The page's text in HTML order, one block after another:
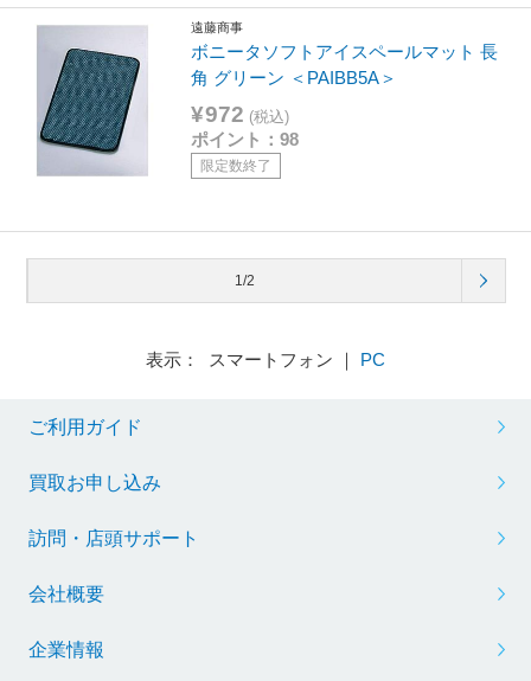
遠藤商事
ボニータソフトアイスペールマット 長
角 グリーン ＜PAIBB5A＞
¥972 (税込)
ポイント：98
限定数終了
1/2
表示： スマートフォン ｜ PC
ご利用ガイド
買取お申し込み
訪問・店頭サポート
会社概要
企業情報